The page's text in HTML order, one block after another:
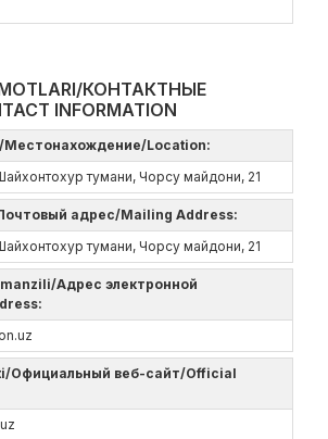
КОНТАКТНЫЕ
INFORMATION
Местонахождение/Location:
тумани, Чорсу майдони, 21
адрес/Mailing Address:
тумани, Чорсу майдони, 21
Адрес электронной
Официальный веб-сайт/Official